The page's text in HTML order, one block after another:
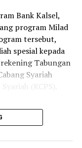
Bank Kalsel,
program Milad
tersebut,
spesial kepada
Tabungan
Syariah
(KCPS).
nasabah
senilai
dan Kantor